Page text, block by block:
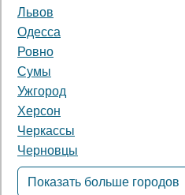
Львов
Одесса
Ровно
Сумы
Ужгород
Херсон
Черкассы
Черновцы
Показать больше городов